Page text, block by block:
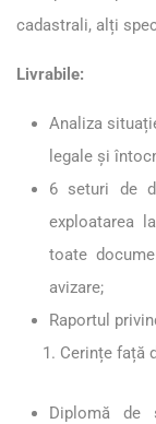
cadastrali, alți
Livrabile:
Analiza
legale și
6 seturi de
exploatarea
toate
avizare;
Raportul
Cerințe față
Diplomă de